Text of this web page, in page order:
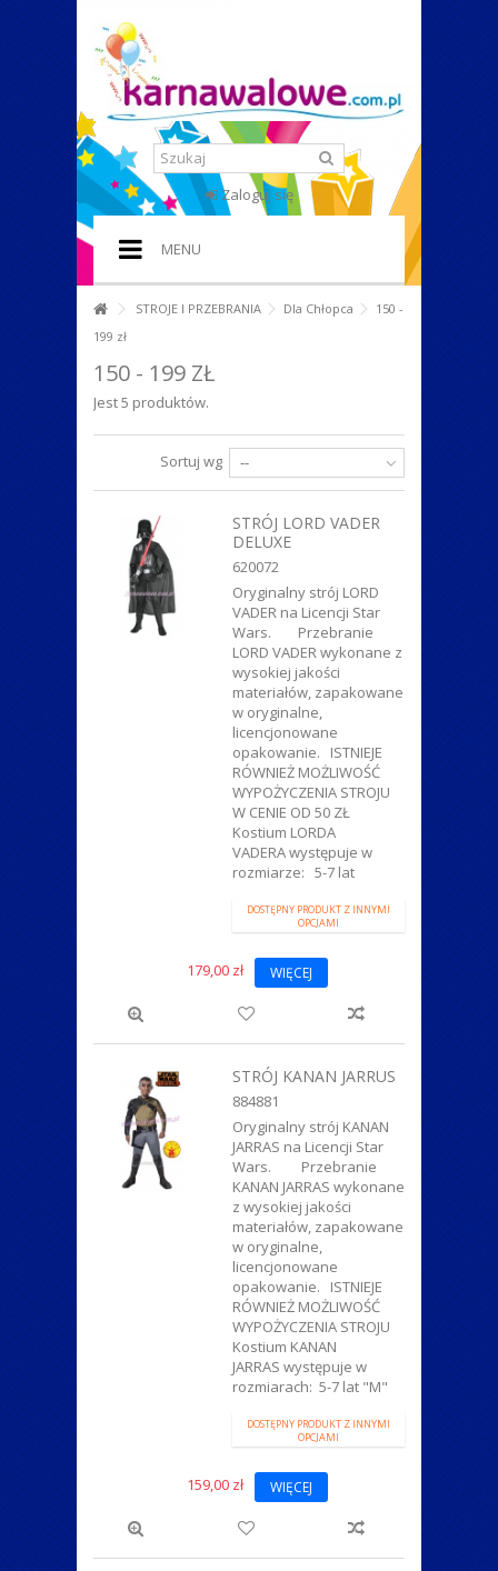
Zaloguj się
MENU
HOME
STROJE I PRZEBRANIA
+
IMPREZA W STYLU
+
ZWIERZĄTKA
STROJE I PRZEBRANIA Dla Chłopca
150 -
199 zł
150 - 199 ZŁ
Jest 5 produktów.
Sortuj wg --
STRÓJ LORD VADER
DELUXE
620072
Oryginalny strój LORD
VADER na Licencji Star
Wars. Przebranie
LORD VADER wykonane z
wysokiej jakości
materiałów, zapakowane
w oryginalne,
licencjonowane
opakowanie. ISTNIEJE
RÓWNIEŻ MOŻLIWOŚĆ
WYPOŻYCZENIA STROJU
W CENIE OD 50 ZŁ
Kostium LORDA
VADERA występuje w
rozmiarze: 5-7 lat
DOSTĘPNY PRODUKT Z INNYMI
OPCJAMI
179,00 zł WIĘCEJ
STRÓJ KANAN JARRUS
884881
Oryginalny strój KANAN
JARRAS na Licencji Star
Wars. Przebranie
KANAN JARRAS wykonane
z wysokiej jakości
materiałów, zapakowane
w oryginalne,
licencjonowane
opakowanie. ISTNIEJE
RÓWNIEŻ MOŻLIWOŚĆ
WYPOŻYCZENIA STROJU
Kostium KANAN
JARRAS występuje w
rozmiarach: 5-7 lat "M"
DOSTĘPNY PRODUKT Z INNYMI
OPCJAMI
159,00 zł WIĘCEJ